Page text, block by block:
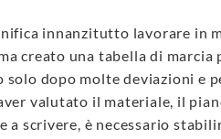
innanzitutto lavorare in
creato una tabella di
dopo molte deviazioni e
valutato il materiale, il
a scrivere, è necessario